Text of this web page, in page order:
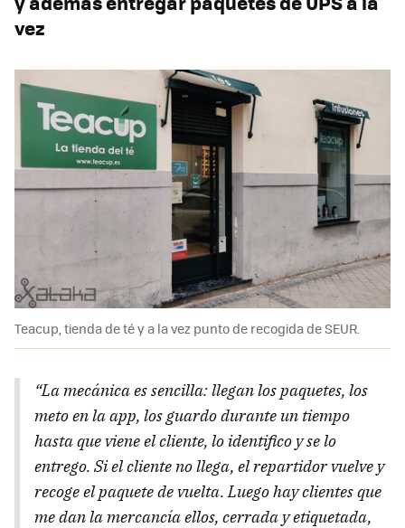
vez
Teacup, tienda de té y a la vez punto de recogida de SEUR.
“La mecánica es sencilla: llegan los paquetes, los
meto en la app, los guardo durante un tiempo
hasta que viene el cliente, lo identifico y se lo
entrego. Si el cliente no llega, el repartidor vuelve y
recoge el paquete de vuelta. Luego hay clientes que
me dan la mercancía ellos, cerrada y etiquetada,